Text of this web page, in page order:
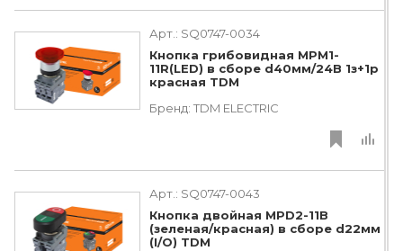
Арт.: SQ0747-0034
Кнопка грибовидная МРМ1-
11R(LED) в сборе d40мм/24B 1з+1р
красная TDM
Бренд: TDM ЕLECTRIC
Арт.: SQ0747-0043
Кнопка двойная MPD2-11В
(зеленая/красная) в сборе d22мм
(I/O) TDM